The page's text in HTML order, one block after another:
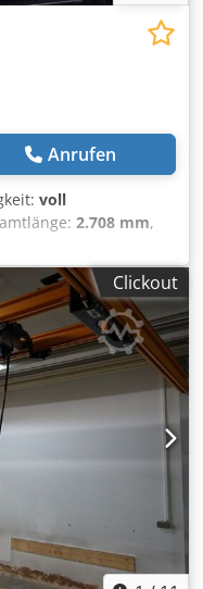
Anrufen
voll
2.708 mm,
A Tmisx Aa
Zustand
solution for
with 2 hooks to meet
for all yard
Clickout